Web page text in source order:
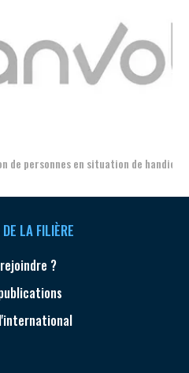
en situation de handicap
LA FILIÈRE
?